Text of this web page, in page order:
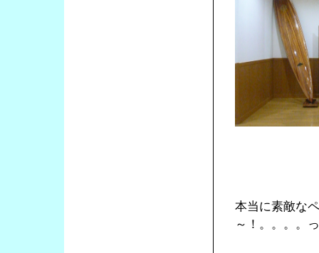
本当に素敵な
～！。。。。